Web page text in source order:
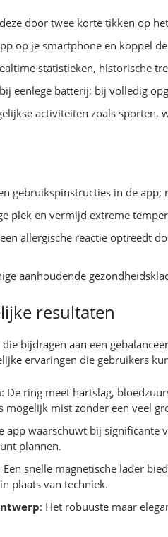
door twee korte tikken op
op je smartphone en koppel
statistieken, historische
eenlege batterij; bij volledig
activiteiten zoals sporten,
gebruikspinstructies in de
plek en vermijd extreme
allergische reactie optreedt
aanhoudende
resultaten
bijdragen aan een
ervaringen die gebruikers
: De ring meet hartslag,
mogelijk mist zonder een veel
app waarschuwt bij significante
plannen.
Een snelle magnetische lader
plaats van techniek.
: Het robuuste maar